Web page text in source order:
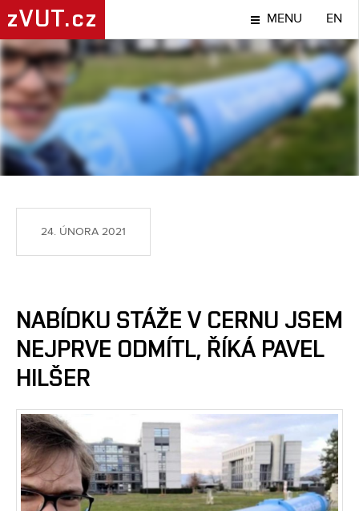
zVUT.cz MENU EN
LIDÉ
24. ÚNORA 2021
NABÍDKU STÁŽE V CERNU JSEM
NEJPRVE ODMÍTL, ŘÍKÁ PAVEL
HILŠER